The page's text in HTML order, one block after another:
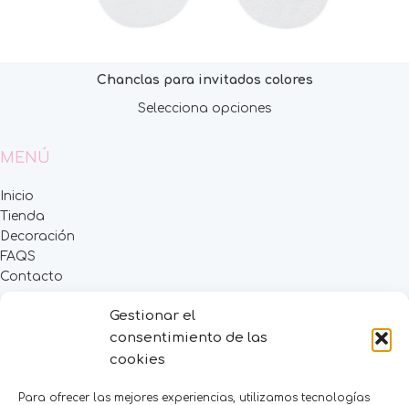
Gestionar el
consentimiento de las
cookies
Para ofrecer las mejores experiencias, utilizamos tecnologías
Chanclas para invitados colores
Selecciona opciones
MENÚ
Inicio
Tienda
Decoración
FAQS
Contacto
COMUNIÓN